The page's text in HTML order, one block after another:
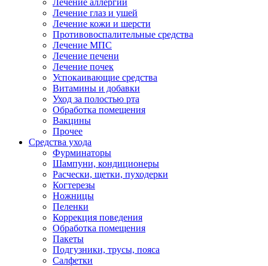
Лечение аллергии
Лечение глаз и ушей
Лечение кожи и шерсти
Противовоспалительные средства
Лечение МПС
Лечение печени
Лечение почек
Успокаивающие средства
Витамины и добавки
Уход за полостью рта
Обработка помещения
Вакцины
Прочее
Средства ухода
Фурминаторы
Шампуни, кондиционеры
Расчески, щетки, пуходерки
Когтерезы
Ножницы
Пеленки
Коррекция поведения
Обработка помещения
Пакеты
Подгузники, трусы, пояса
Салфетки